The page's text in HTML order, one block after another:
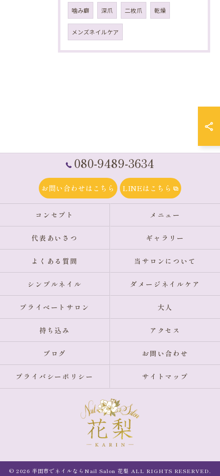
噛み癖 深爪 二枚爪 乾燥
メンズネイルケア
080-9489-3634
お問い合わせはこちら LINEはこちら
コンセプト メニュー
代表あいさつ ギャラリー
よくある質問 当サロンについて
シンプルネイル ダメージネイルケア
プライベートサロン 大人
持ち込み アクセス
ブログ お問い合わせ
プライバシーポリシー サイトマップ
© 2026 半田市でネイルならNail Salon 花梨 ALL RIGHTS RESERVED.